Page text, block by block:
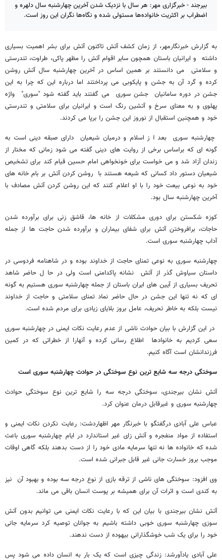
بیرجند - خبرگزاری مهر: هر سال با نزدیک شدن آخرین چهارشنبه سال دلهره و
اضطراب بر اکثریت خانواده‌ها مستولی شده و نگاه‌ها نگران این روز است.
به گزارش خبرنگارمهر، از زمان کشف آتش تاکنون آتش برای بشر اهمیت بسیاری
داشته و ایرانیان باستان همچون سایر اقوام آتش را مظهر پاکی، طراوت، تندرستی
و سلامتی می دانستند بر همین اساس در آخرین چهارشنبه سال آتش روشن
کرده و گرد آن به جشن و پایکوبی می پرداختند اما درباره این که چرا به این
جشن در دوره سامانیان جشن سوری می گفتند باید گفته شود "سوری" واژه
پهلوی و به معنای سرخ و آتشین رنگ است و ایرانیان برای سلامتی و تندرستی
خود و همچنین استقبال از نوروز این جشن را برپا می کردند.
چهارشنبه سوری بعد ا ز اسلام و درمیان شیعیان دارای صبقه دینی است به
گونه ای که براساس برخی از روایت های دینی گفته می شود زمانی که مختار از
زندان آزاد شد و می خواست برای خونخواهی امام حسین قیام کند برای تشخیص
شیعیان دستور داد کسانی که شیعه هستند با روشن کردن آتش بر بام خانه های
خود به نوعی بیعت خود را با او اعلام کنند که این روشن کردن آتش مصادف با
آخرین چهارشنبه سال بود.
کوزه شکستن برای دوری مشکلات از خانه ها، قاشق زنی برای برآورده شدن
حاجات، برافروختن آتش برای شفای بیماران و برآورده شدن حاجت ها از جمله
آداب چهارشنبه سوری است.
چهارشنبه سوری به نوعی تمنای حاجت از خداوند بوده و در شاهنامه فردوسی در
داستان سیاوش گذر از آتش نشانه پاکدامنی است ولی در حا ل حاضر شاهد
تحریف بسیاری از آیین های ایران باستان از جمله چهارشنبه سوری هستیم به گونه
ای که نه تنها این جشن در حال حاضر نماد تمنای سلامتی و حاجت از خداوند
نیست بلکه به خاطر تحریف، عامل بروز بلایای زیادی برای مردم شده است.
در این گزارش با بیان حوادث ناشی از عدم رعایت نکات ایمنی در چهارشنبه سوری
سعی کردیم به خانوادها اطلاع رسانی کرده و آنهارا از خطراتی که در کمین
فرزندانشان است آگاه کنیم.
سوختگی درجه سه شایع ترین نوع سوختگی در حوادث چهارشنبه سوری است
آتش نشان بیرجندی، سوختگی درجه سه را شایع ترین نوع سوختگی حوادث
چهارشنبه سوری و غیرقابل درمان عنوان کرد.
عباس علی آبادی درگفتگو با خبرنگار مهر اظهاردشت: رعایت نکردن نکات ایمنی و
استفاده از مواد منفجره و آتش زای غیر استاندارد در ایام چهارشنبه سوری باعث
شده که خانواده ها نه تنها سرمایه مادی خود را از دست بدهند بلکه گاهی اوقات
موجب بروز خسارت جانی غیر قابل جبرانی شده است.
وی افزود: سوختگی های ناشی از ترقه بازی از نوع درجه سه بوده و بهبود آن نیز
به کندی است و اثرات آن برای همیشه بر پوست انسان باقی می ماند.
آتش نشان بیرجندی با بیان این که با رعایت نکات ایمنی می توانیم بدون آتش
سوزی چهارشنبه سوری خوبی داشته باشیم به جوانان توصیه کرد سرمایه جانی
خود را برای یک شب خوشگذارانی بیهوده از دست ندهند.
علی آبادی یادآورشد: زندگی چیزی است که یک بار به انسان داده می شود پس